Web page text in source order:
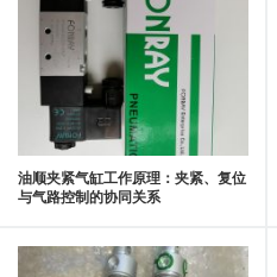
油顺夹紧气缸工作原理：夹紧、复位
与气路控制的协同关系